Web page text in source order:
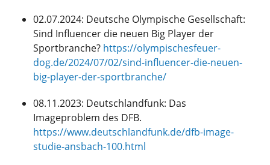
02.07.2024: Deutsche Olympische Gesellschaft:
Sind Influencer die neuen Big Player der
Sportbranche? https://olympischesfeuer-
dog.de/2024/07/02/sind-influencer-die-neuen-
big-player-der-sportbranche/
08.11.2023: Deutschlandfunk: Das
Imageproblem des DFB.
https://www.deutschlandfunk.de/dfb-image-
studie-ansbach-100.html